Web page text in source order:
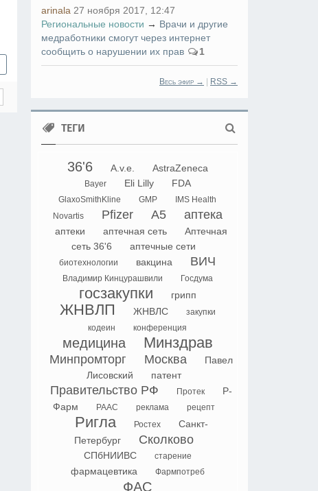
arinala 27 ноября 2017, 12:47
Региональные новости → Врачи и другие
медработники смогут через интернет
сообщить о нарушении их прав
1
Весь эфир → RSS →
ТЕГИ
36'6 A.v.e. AstraZeneca
Bayer Eli Lilly FDA
GlaxoSmithKline GMP
IMS Health
Novartis
Pfizer А5 аптека
аптеки аптечная сеть
Аптечная
сеть 36'6
аптечные сети
биотехнологии вакцина ВИЧ
Владимир Кинцурашвили Госдума
госзакупки грипп
ЖНВЛП ЖНВЛС
закупки
кодеин
конференция
медицина Минздрав
Минпромторг Москва
Павел
Лисовский
патент
Правительство РФ Протек
Р-
Фарм
РААС реклама рецепт
Ригла Ростех
Санкт-
Петербург
Сколково
СПбНИИВС старение
фармацевтика Фармпотреб
ФАС